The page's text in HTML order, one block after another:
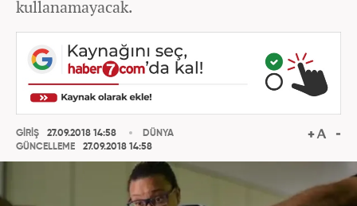
kullanamayacak.
GİRİŞ
27.09.2018 14:58
GÜNCELLEME
27.09.2018 14:58
DÜNYA